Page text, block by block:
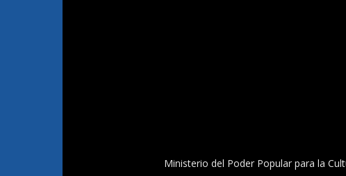
Ministerio del Poder Popular para la